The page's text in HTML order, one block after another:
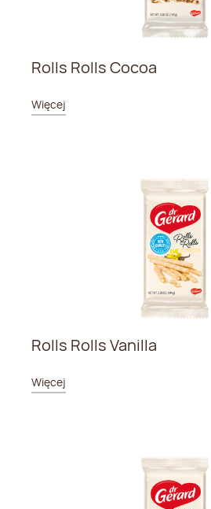
Rolls Rolls Cocoa
Więcej
Rolls Rolls Vanilla
Więcej